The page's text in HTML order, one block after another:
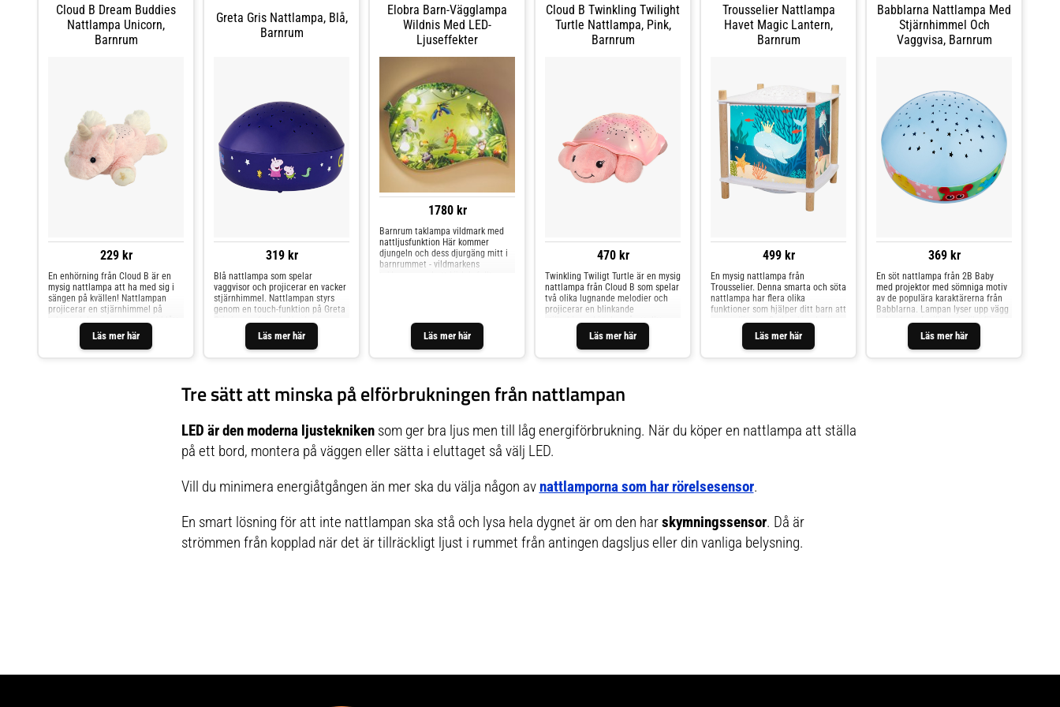
nöjdhet är viktig för oss!
Cloud B Dream Buddies
Nattlampa Unicorn,
Barnrum
229 kr
Läs mer här
En enhörning från Cloud B är en
mysig nattlampa att ha med sig i
sängen på kvällen! Nattlampan
projicerar en stjärnhimmel på
taket och lyser upp rummet i blått,
grönt och orange. Du kan antingen
välja ditt barns favoritfärg eller
låta nattlampan automatiskt skifta
Greta Gris Nattlampa, Blå,
Barnrum
319 kr
Läs mer här
Blå nattlampa som spelar
vaggvisor och projicerar en vacker
stjärnhimmel. Nattlampan styrs
genom en touch-funktion på Greta
Gris-logon. 1 tryck: Nattlampan
aktiveras (På), 2 tryck:
Stjärnhimmel och Greta Gris
vaggvisa, 3 tryck: Enbart Greta Gris
vaggvisa.- Stänger av sig
automatiskt.- Str
Elobra Barn-Vägglampa
Wildnis Med LED-
Ljuseffekter
1780 kr
Läs mer här
Barnrum taklampa vildmark med
nattljusfunktion Här kommer
djungeln och dess djurgäng mitt i
barnrummet - vildmarkens
gjord av trä och målad med
lösningsmedelsfria vattenbaserade
färger. Tekniskt övertygar taklampa
som kan bytas individuellt för att
fungera som en nattlampa eller en
stjärnhimmel. De tre E14-lamporna,
säkerställer tillräcklig ljusstyrka i
barnrummet. De olika ljusnivåerna
kan ställas in genom att trycka på
Cloud B Twinkling Twilight
Turtle Nattlampa, Pink,
Barnrum
470 kr
Läs mer här
Twinkling Twiligt Turtle är en mysig
nattlampa från Cloud B som spelar
två olika lugnande melodier och
projicerar en blinkande
stjärnhimmel i taket så att ditt
barn kan somna gott. Bestäm om
du vill ha ljuset blått, grönt eller
orange. Nattlampan stänger av
Trousselier Nattlampa
Havet Magic Lantern,
Barnrum
499 kr
Läs mer här
En mysig nattlampa från
Trousselier. Denna smarta och söta
nattlampa har flera olika
funktioner som hjälper ditt barn att
somna lättare. Du kan koppla din
telefon till nattlampan genom
Bluetooth och spela den musik
eller de sagor som ditt barn gillar
Babblarna Nattlampa Med
Stjärnhimmel Och
Vaggvisa, Barnrum
369 kr
Läs mer här
En söt nattlampa från 2B Baby
med projektor med sömniga motiv
av de populära karaktärerna från
Babblarna. Lampan lyser upp vägg
och tak med stjärnor i olika färger.
Den är utrustad med dimmerbar
ljusstyrka via knapp på undersidan
och en inbyggd speldosa som
Tre sätt att minska på elförbrukningen från nattlampan
LED är den moderna ljusteknikensom ger bra ljus men till låg energiförbrukning. När du köper en nattlampa att ställa
på ett bord, montera på väggen eller sätta i eluttaget så välj LED.
Vill du minimera energiåtgången än mer ska du välja någon avnattlamporna som har rörelsesensor.
En smart lösning för att inte nattlampan ska stå och lysa hela dygnet är om den harskymningssensor. Då är
strömmen från kopplad när det är tillräckligt ljust i rummet från antingen dagsljus eller din vanliga belysning.